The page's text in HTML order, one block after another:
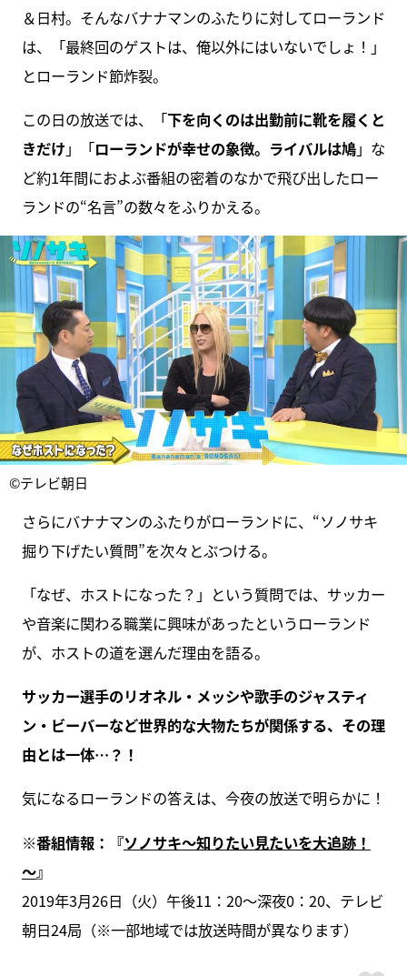
＆日村。そんなバナナマンのふたりに対してローランド
は、「最終回のゲストは、俺以外にはいないでしょ！」
とローランド節炸裂。
この日の放送では、「下を向くのは出勤前に靴を履くと
きだけ 」「ローランドが幸せの象徴。ライバルは鳩」な
ど約1年間におよぶ番組の密着のなかで飛び出したロー
ランドの“名言”の数々をふりかえる。
©テレビ朝日
さらにバナナマンのふたりがローランドに、“ソノサキ
掘り下げたい質問”を次々とぶつける。
「なぜ、ホストになった？」という質問では、サッカー
や音楽に関わる職業に興味があったというローランド
が、ホストの道を選んだ理由を語る。
サッカー選手のリオネル・メッシや歌手のジャスティ
ン・ビーバーなど世界的な大物たちが関係する、その理
由とは一体…？！
気になるローランドの答えは、今夜の放送で明らかに！
※番組情報：『ソノサキ～知りたい見たいを大追跡！
～』
2019年3月26日（火）午後11：20～深夜0：20、テレビ
朝日24局（※一部地域では放送時間が異なります）